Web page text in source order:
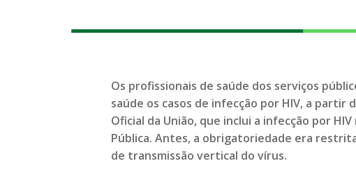
Os profissionais de saúde dos serviços
saúde os casos de infecção por HIV, a
Oficial da União, que inclui a infecção por
Pública. Antes, a obrigatoriedade era
de transmissão vertical do vírus.